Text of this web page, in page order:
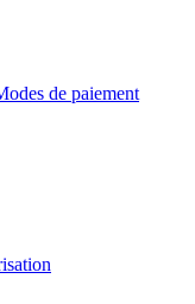
de paiement